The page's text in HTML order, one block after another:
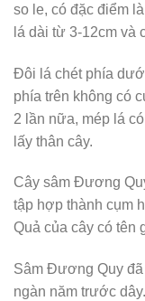
so le, có đặc điểm
lá dài từ 3-12cm và
Đôi lá chét phía
phía trên không có
2 lần nữa, mép lá
lấy thân cây.
Cây sâm Đương
tập hợp thành cụm
Quả của cây có tên
Sâm Đương Quy
ngàn năm trước